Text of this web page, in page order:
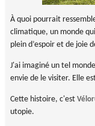
À quoi pourrait
climatique, un monde
plein d’espoir et de joie
J'ai imaginé un tel
envie de le visiter. Elle
Cette histoire, c'est
utopie.